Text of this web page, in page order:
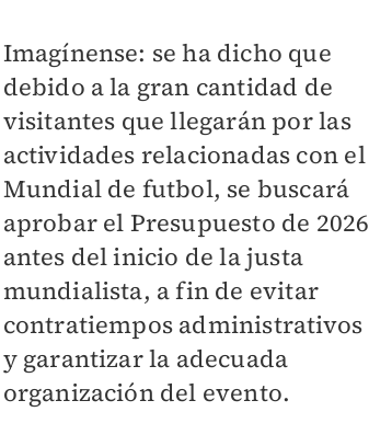
Imagínense: se ha dicho que
debido a la gran cantidad de
visitantes que llegarán por las
actividades relacionadas con el
Mundial de futbol, se buscará
aprobar el Presupuesto de 2026
antes del inicio de la justa
mundialista, a fin de evitar
contratiempos administrativos
y garantizar la adecuada
organización del evento.